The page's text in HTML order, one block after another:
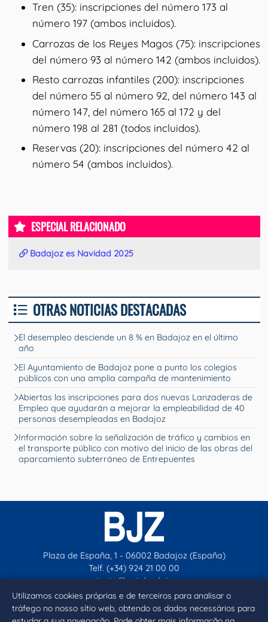
Utilizamos cookies próprias e de terceiros para analisar o
tráfego no nosso sítio web, obtendo os dados necessários para
Tren (35): inscripciones del número 173 al
número 197 (ambos incluidos).
Carrozas de los Reyes Magos (75): inscripciones
del número 93 al número 142 (ambos incluidos).
Resto carrozas infantiles (200): inscripciones
del número 55 al número 92, del número 143 al
número 147, del número 165 al 172 y del
número 198 al 281 (todos incluidos).
Reservas (20): inscripciones del número 42 al
número 54 (ambos incluidos).
ESPECIAL RELACIONADO
Badajoz es Navidad 2025
OTRAS NOTICIAS DESTACADAS
El desempleo desciende un 8 % en Badajoz en el último
año
El Ayuntamiento de Badajoz pone a punto los colegios
públicos con una amplia campaña de mantenimiento
Abiertas las inscripciones para dos nuevas Lanzaderas de
Empleo que ayudarán a mejorar la empleabilidad de 40
personas desempleadas en Badajoz
Información sobre la señalización de tráfico y cambios en
el transporte público con motivo del inicio de las obras del
aparcamiento subterráneo de Entrepuentes
Plaza de España, 1 - 06002 Badajoz (España)
Telf. (+34) 924 21 00 00
contacto@aytobadajoz.es
Facebook
X Instagram
YouTube